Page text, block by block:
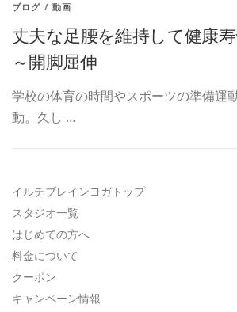
ブログ /動画
丈夫な足腰を維持して健康
～開脚屈伸
学校の体育の時間やスポーツの準備運
動。久し …
イルチブレインヨガトップ
スタジオ一覧
はじめての方へ
料金について
クーポン
キャンペーン情報